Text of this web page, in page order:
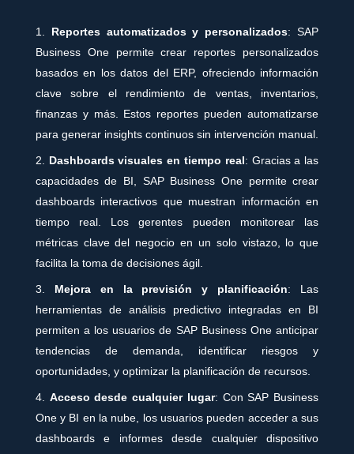
Reportes automatizados y personalizados: SAP
Business One permite crear reportes personalizados
basados en los datos del ERP, ofreciendo información
clave sobre el rendimiento de ventas, inventarios,
finanzas y más. Estos reportes pueden automatizarse
para generar insights continuos sin intervención manual.
Dashboards visuales en tiempo real: Gracias a las
capacidades de BI, SAP Business One permite crear
dashboards interactivos que muestran información en
tiempo real. Los gerentes pueden monitorear las
métricas clave del negocio en un solo vistazo, lo que
facilita la toma de decisiones ágil.
Mejora en la previsión y planificación: Las
herramientas de análisis predictivo integradas en BI
permiten a los usuarios de SAP Business One anticipar
tendencias de demanda, identificar riesgos y
oportunidades, y optimizar la planificación de recursos.
Acceso desde cualquier lugar: Con SAP Business
One y BI en la nube, los usuarios pueden acceder a sus
dashboards e informes desde cualquier dispositivo